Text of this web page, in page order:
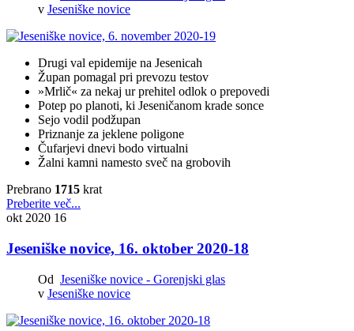
v Jeseniške novice
Drugi val epidemije na Jesenicah
Župan pomagal pri prevozu testov
»Mrlič« za nekaj ur prehitel odlok o prepovedi
Potep po planoti, ki Jeseničanom krade sonce
Sejo vodil podžupan
Priznanje za jeklene poligone
Čufarjevi dnevi bodo virtualni
Žalni kamni namesto sveč na grobovih
Prebrano 1715 krat
Preberite več...
okt 2020 16
Jeseniške novice, 16. oktober 2020-18
Od Jeseniške novice - Gorenjski glas
v Jeseniške novice